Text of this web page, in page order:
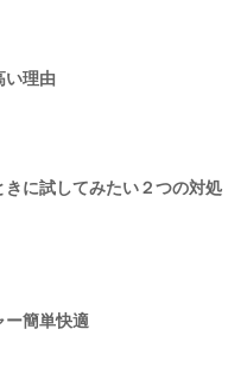
い理由
に試してみたい２つの対処
ー簡単快適